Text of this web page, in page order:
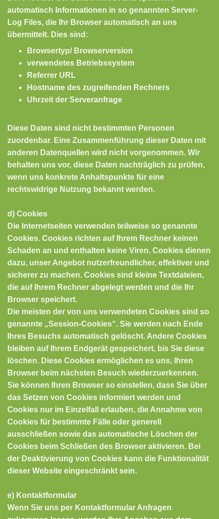
automatisch Informationen in so genannten Server-
Log Files, die Ihr Browser automatisch an uns
übermittelt. Dies sind:
Browsertyp/ Browserversion
verwendetes Betriebssystem
Referrer URL
Hostname des zugreifenden Rechners
Uhrzeit der Serveranfrage
Diese Daten sind nicht bestimmten Personen
zuordenbar. Eine Zusammenführung dieser Daten mit
anderen Datenquellen wird nicht vorgenommen. Wir
behalten uns vor, diese Daten nachträglich zu prüfen,
wenn uns konkrete Anhaltspunkte für eine
rechtswidrige Nutzung bekannt werden.
d) Cookies
Die Internetseiten verwenden teilweise so genannte
Cookies. Cookies richten auf Ihrem Rechner keinen
Schaden an und enthalten keine Viren. Cookies dienen
dazu, unser Angebot nutzerfreundlicher, effektiver und
sicherer zu machen. Cookies sind kleine Textdateien,
die auf Ihrem Rechner abgelegt werden und die Ihr
Browser speichert.
Die meisten der von uns verwendeten Cookies sind so
genannte „Session-Cookies“. Sie werden nach Ende
Ihres Besuchs automatisch gelöscht. Andere Cookies
bleiben auf Ihrem Endgerät gespeichert, bis Sie diese
löschen. Diese Cookies ermöglichen es uns, Ihren
Browser beim nächsten Besuch wiederzuerkennen.
Sie können Ihren Browser so einstellen, dass Sie über
das Setzen von Cookies informiert werden und
Cookies nur im Einzelfall erlauben, die Annahme von
Cookies für bestimmte Fälle oder generell
ausschließen sowie das automatische Löschen der
Cookies beim Schließen des Browser aktivieren. Bei
der Deaktivierung von Cookies kann die Funktionalität
dieser Website eingeschränkt sein.
e) Kontaktformular
Wenn Sie uns per Kontaktformular Anfragen